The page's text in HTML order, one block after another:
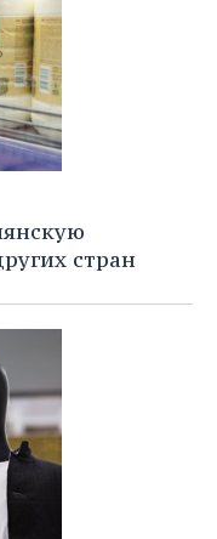
стран